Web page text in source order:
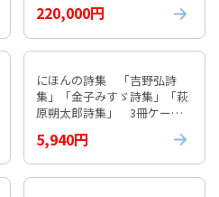
220,000円
にほんの詩集 「吉野弘詩
集」「金子みすゞ詩集」「萩
原朔太郎詩集」 3冊ケース
5,940円